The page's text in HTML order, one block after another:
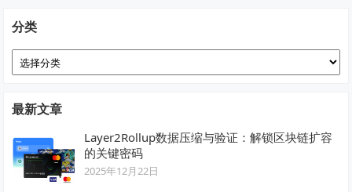
分类
分
类
最新文章
Layer2Rollup数据压缩与验证：解锁区块链扩容
的关键密码
2025年12月22日